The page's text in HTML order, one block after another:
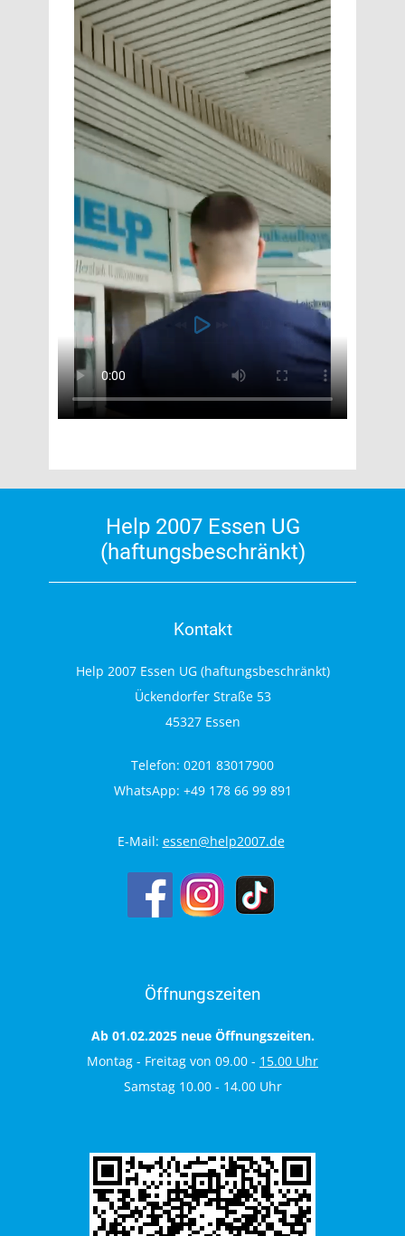
Help 2007 Essen UG
(haftungsbeschränkt)
Kontakt
Help 2007 Essen UG (haftungsbeschränkt)
Ückendorfer Straße 53
45327 Essen
Telefon: 0201 83017900
WhatsApp: +49 178 66 99 891
E-Mail: essen@help2007.de
Öffnungszeiten
Ab 01.02.2025 neue Öffnungszeiten.
Montag - Freitag von 09.00 - 15.00 Uhr
Samstag 10.00 - 14.00 Uhr